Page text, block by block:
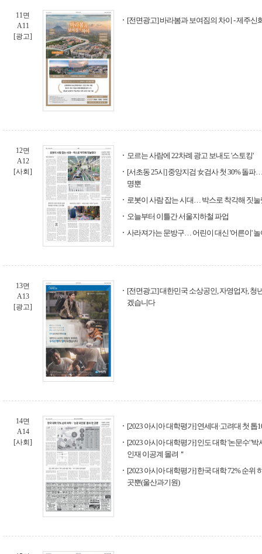
11면
A11
[광고]
[전면광고] 바라봄과 보여짐의 차이 - 제주신
12면
A12
[사회]
모르는 사람에 22차례 광고 보내도 '스토킹'
[서초동 25시] 중앙지검 女검사 첫 30% 돌파
명뿐
로봇이 사람 잡는 시대… 박스로 착각해 짓눌
오늘부터 이틀간 서울지하철 파업
사라져가는 문방구… 어린이 대신 '어른이' 놀
13면
A13
[광고]
[전면광고] 대한민국 소상공인, 자영업자, 청
겠습니다
14면
A14
[사회]
[2023 아시아 대학평가] 연세대·고려대 첫 톱
[2023 아시아 대학평가] 인도 대학 '논문수' '
인재 이공계 몰려＂
[2023 아시아 대학평가] 한국 대학 72% 순위
곳뿐(울산과기원)